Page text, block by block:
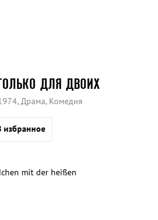
ДЛЯ ДВОИХ
Драма, Комедия
избранное